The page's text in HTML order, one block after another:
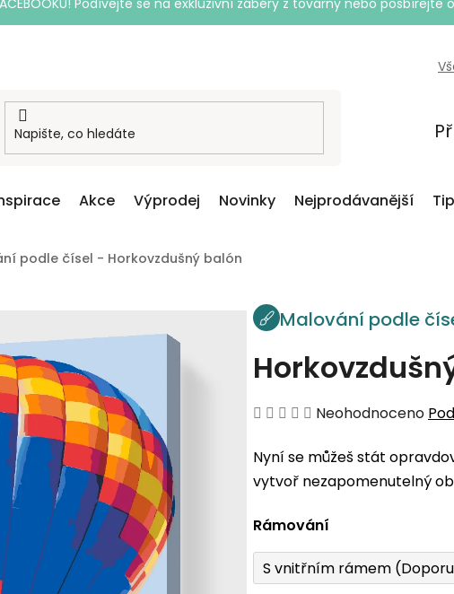
Podívejte se na exkluzivní záběry z továrny nebo
Akce Výprodej Novinky Nejprodávanější
podle čísel - Horkovzdušný balón
Malování podle
Průměrné
produktu
je
z
5
hvězdiček.
Neohodnoceno
Nyní se můžeš stát
vytvoř nezapomenutelný
Rámování
S vnitřním rámem